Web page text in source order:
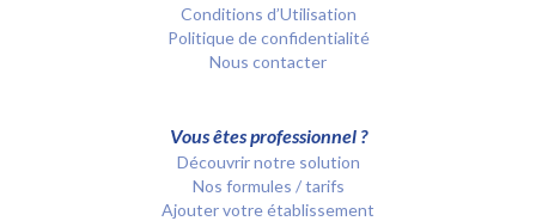
Conditions d’Utilisation
Politique de confidentialité
Nous contacter
Vous êtes professionnel ?
Découvrir notre solution
Nos formules / tarifs
Ajouter votre établissement